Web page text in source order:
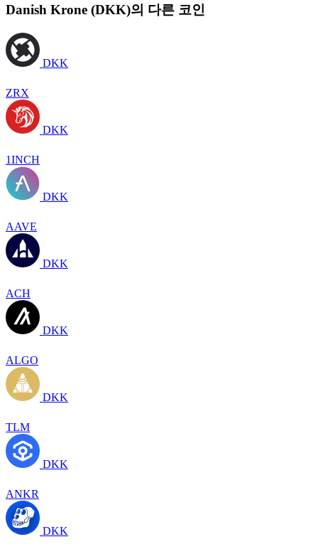
Danish Krone (DKK)의 다른 코인
DKK
ZRX
DKK
1INCH
DKK
AAVE
DKK
ACH
DKK
ALGO
DKK
TLM
DKK
ANKR
DKK